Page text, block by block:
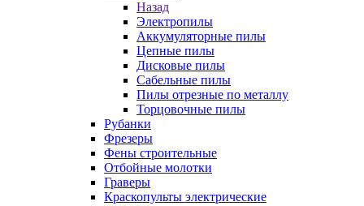
Назад
Электропилы
Аккумуляторные пилы
Цепные пилы
Дисковые пилы
Сабельные пилы
Пилы отрезные по металлу
Торцовочные пилы
Рубанки
Фрезеры
Фены строительные
Отбойные молотки
Граверы
Краскопульты электрические